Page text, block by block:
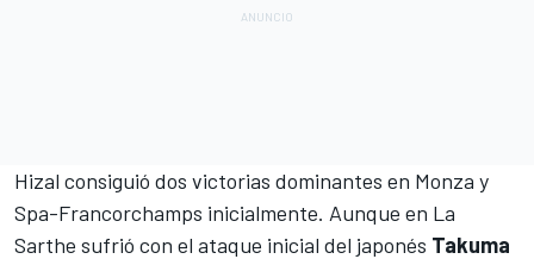
Hizal consiguió dos victorias dominantes en Monza y
Spa-Francorchamps inicialmente. Aunque en La
Sarthe sufrió con el ataque inicial del japonés Takuma